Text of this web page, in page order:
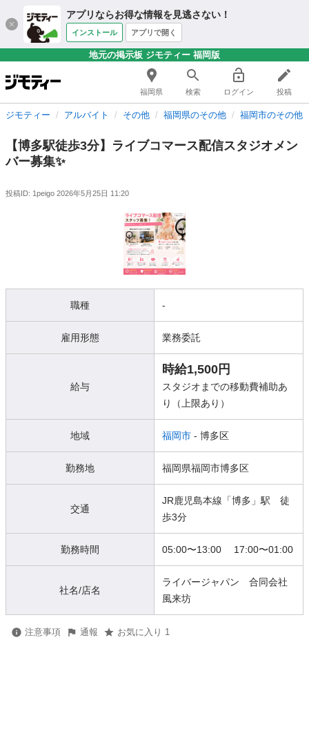
アプリならお得な情報を見逃さない！
インストール アプリで開く
地元の掲示板 ジモティー 福岡版
福岡県 検索 ログイン 投稿
ジモティー アルバイト その他 福岡県のその他 福岡市のその他
【博多駅徒歩3分】ライブコマース配信スタジオメン
バー募集✨
投稿ID: 1peigo 2026年5月25日 11:20
職種 -
雇用形態 業務委託
給与
時給1,500円
スタジオまでの移動費補助あ
り（上限あり）
地域 福岡市 - 博多区
勤務地 福岡県福岡市博多区
交通
JR鹿児島本線「博多」駅 徒
歩3分
勤務時間 05:00〜13:00 17:00〜01:00
社名/店名
ライバージャパン 合同会社
風来坊
注意事項 通報 お気に入り 1